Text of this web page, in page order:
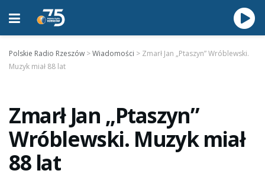
Polskie Radio Rzeszów >Wiadomości > Zmarł Jan „Ptaszyn” Wróblewski.
Muzyk miał 88 lat
Zmarł Jan „Ptaszyn”
Wróblewski. Muzyk miał
88 lat